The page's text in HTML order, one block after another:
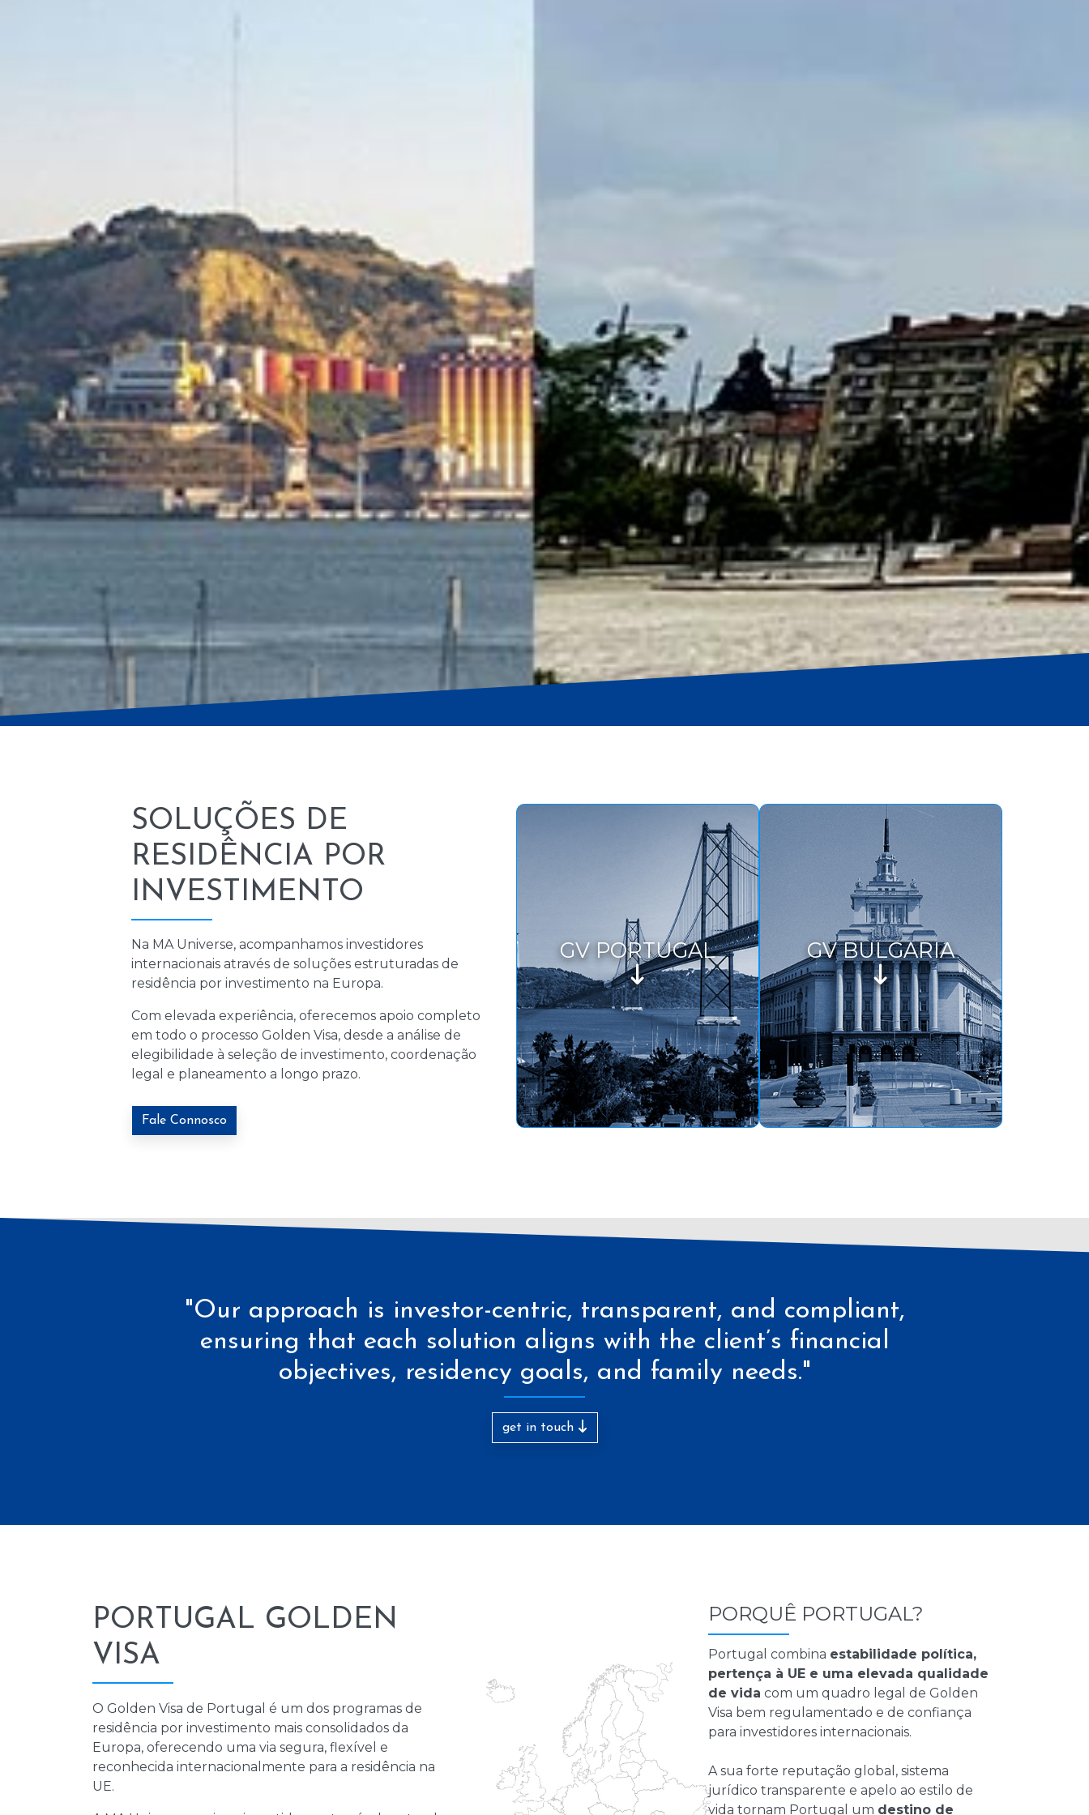
SOLUÇÕES DE
RESIDÊNCIA POR
INVESTIMENTO
Na MA Universe, acompanhamos investidores
internacionais através de soluções estruturadas de
residência por investimento na Europa.
Com elevada experiência, oferecemos apoio completo
em todo o processo Golden Visa, desde a análise de
elegibilidade à seleção de investimento, coordenação
legal e planeamento a longo prazo.
Fale Connosco
GV PORTUGAL GV BULGARIA
"Our approach is investor-centric, transparent, and compliant,
ensuring that each solution aligns with the client’s financial
objectives, residency goals, and family needs."
get in touch
PORTUGAL GOLDEN
VISA
O Golden Visa de Portugal é um dos programas de
residência por investimento mais consolidados da
Europa, oferecendo uma via segura, flexível e
reconhecida internacionalmente para a residência na
UE.
PORQUÊ PORTUGAL?
Portugal combina estabilidade política,
pertença à UE e uma elevada qualidade
de vida com um quadro legal de Golden
Visa bem regulamentado e de confiança
para investidores internacionais.
A sua forte reputação global, sistema
jurídico transparente e apelo ao estilo de
vida tornam Portugal um destino de